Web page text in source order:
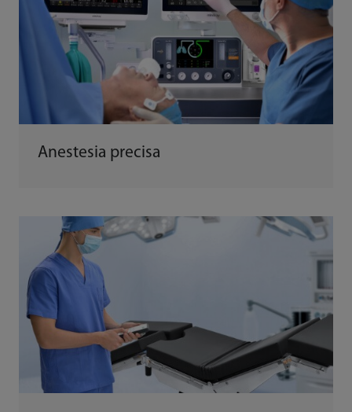
Anestesia precisa